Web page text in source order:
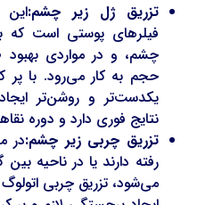
تزریق ژل زیر چشم:این
فیلرهای پوستی است که
چشم، و در مواردی
حجم به کار می‌رود. با پر
یکدست‌تر و روشن‌تر
نتایج فوری دارد و دوره
تزریق چربی زیر چشم:در
رفته دارند یا در ناحیه
می‌شود، تزریق چربی